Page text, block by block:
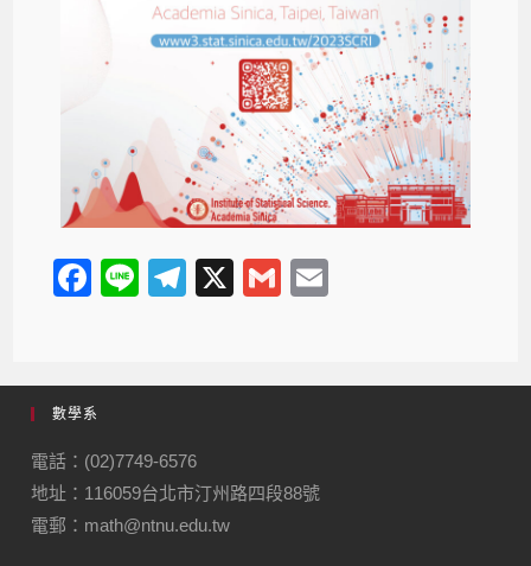
F
e
b
o
o
k
Li
T
gr
m
X
G
數學系
電話：(02)7749-6576
地址：116059台北市汀州路四段88號
電郵：math@ntnu.edu.tw